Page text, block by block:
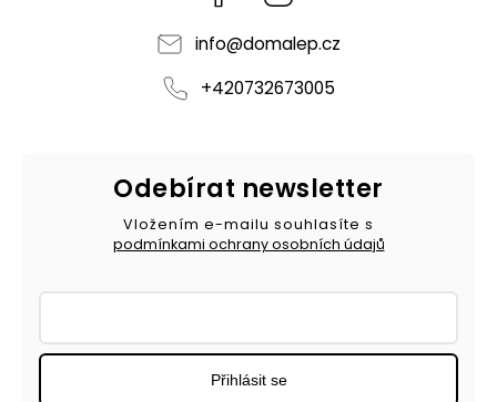
info@domalep.cz
+420732673005
Odebírat newsletter
Vložením e-mailu souhlasíte s
podmínkami ochrany osobních údajů
Přihlásit se